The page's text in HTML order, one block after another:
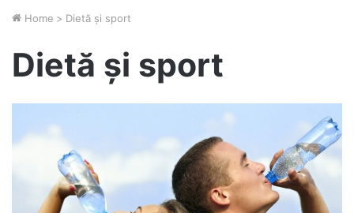
Home > Dietă și sport
Dietă și sport